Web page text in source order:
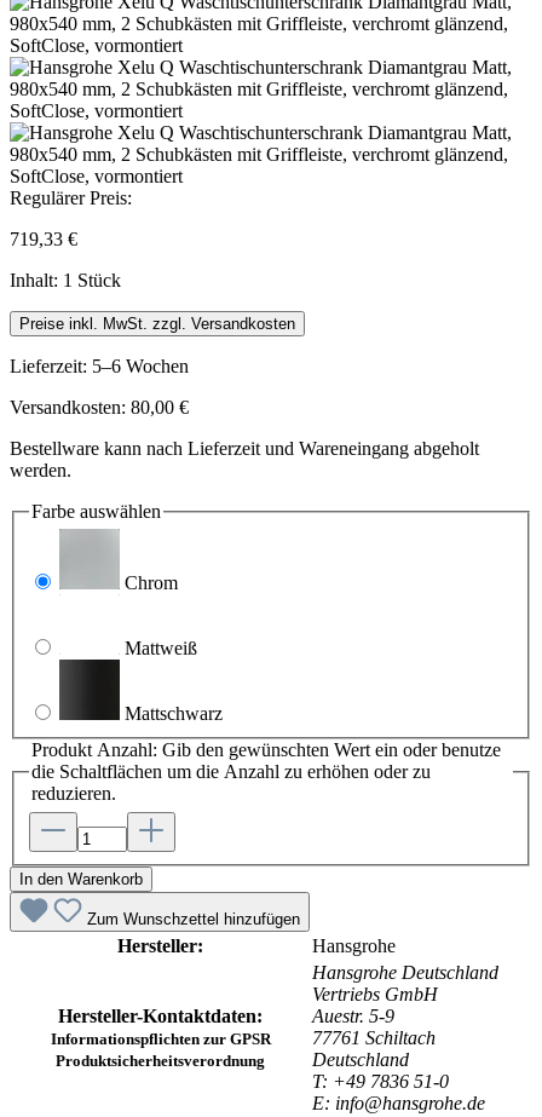
Regulärer Preis:
719,33 €
Inhalt: 1 Stück
Preise inkl. MwSt. zzgl. Versandkosten
Lieferzeit: 5–6 Wochen
Versandkosten: 80,00 €
Bestellware kann nach Lieferzeit und Wareneingang abgeholt
werden.
Farbe auswählen
Chrom
Mattweiß
Mattschwarz
Produkt Anzahl: Gib den gewünschten Wert ein oder benutze
die Schaltflächen um die Anzahl zu erhöhen oder zu
reduzieren.
In den Warenkorb
Zum Wunschzettel hinzufügen
Hersteller: Hansgrohe
Hersteller-Kontaktdaten:
Informationspflichten zur GPSR
Produktsicherheitsverordnung
Hansgrohe Deutschland
Vertriebs GmbH
Auestr. 5-9
77761 Schiltach
Deutschland
T: +49 7836 51-0
E: info@hansgrohe.de